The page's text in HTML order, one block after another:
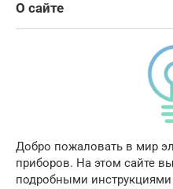
О сайте
Добро пожаловать в мир
приборов. На этом сайте
подробными инструкциями